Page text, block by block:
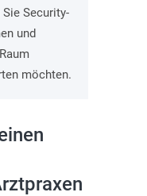
Security-
und
möchten.